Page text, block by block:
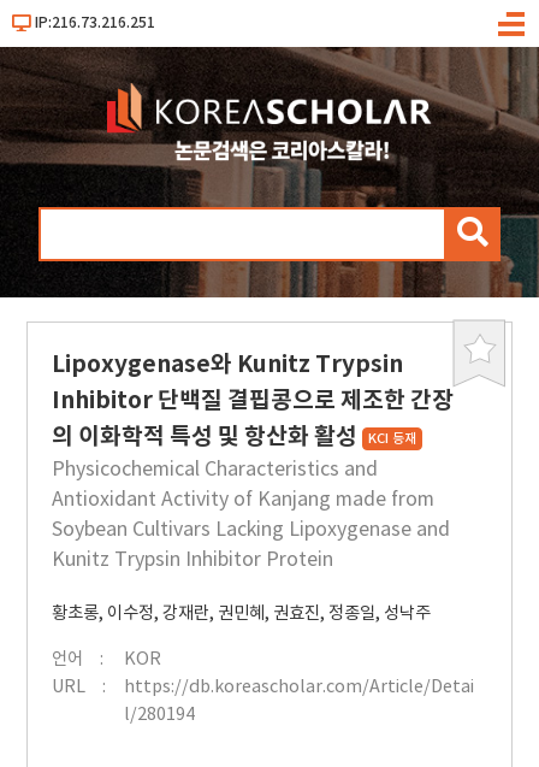
IP:216.73.216.251
메
검
북
Lipoxygenase와 Kunitz Trypsin
Inhibitor 단백질 결핍콩으로 제조한 간장
의 이화학적 특성 및 항산화 활성 KCI 등재
Physicochemical Characteristics and
Antioxidant Activity of Kanjang made from
Soybean Cultivars Lacking Lipoxygenase and
Kunitz Trypsin Inhibitor Protein
황초롱, 이수정,강재란, 권민혜, 권효진, 정종일, 성낙주
언어
KOR
URL
https://db.koreascholar.com/Article/Detai
l/280194